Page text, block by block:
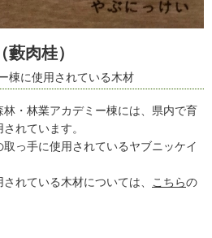
肉桂）
棟に使用されている木材
・林業アカデミー棟には、県内で育
れています。
っ手に使用されているヤブニッケイ
れている木材については、
こちらの